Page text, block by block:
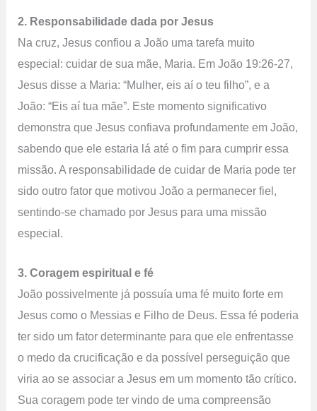
2. Responsabilidade dada por Jesus
Na cruz, Jesus confiou a João uma tarefa muito
especial: cuidar de sua mãe, Maria. Em João 19:26-27,
Jesus disse a Maria: “Mulher, eis aí o teu filho”, e a
João: “Eis aí tua mãe”. Este momento significativo
demonstra que Jesus confiava profundamente em João,
sabendo que ele estaria lá até o fim para cumprir essa
missão. A responsabilidade de cuidar de Maria pode ter
sido outro fator que motivou João a permanecer fiel,
sentindo-se chamado por Jesus para uma missão
especial.
3. Coragem espiritual e fé
João possivelmente já possuía uma fé muito forte em
Jesus como o Messias e Filho de Deus. Essa fé poderia
ter sido um fator determinante para que ele enfrentasse
o medo da crucificação e da possível perseguição que
viria ao se associar a Jesus em um momento tão crítico.
Sua coragem pode ter vindo de uma compreensão